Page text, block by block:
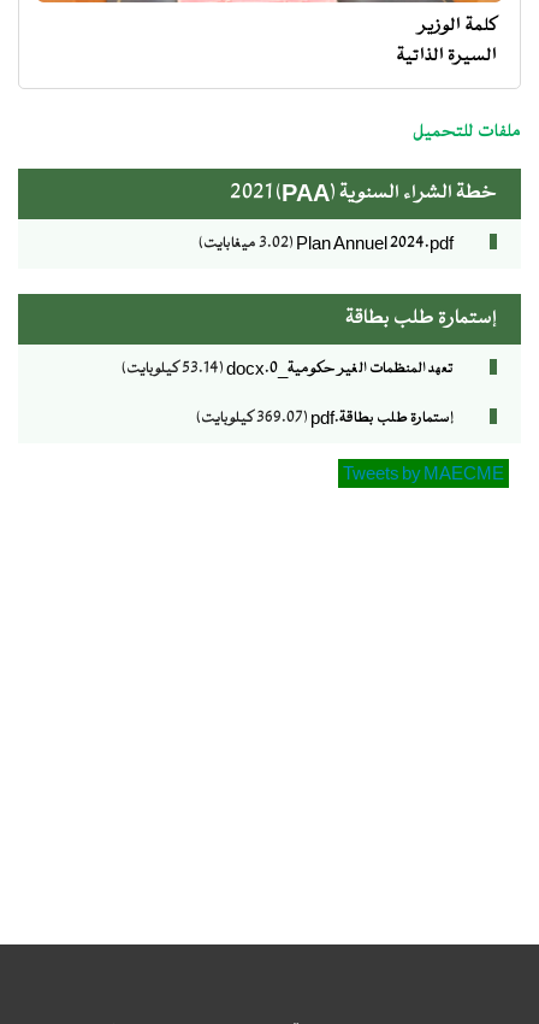
menu
ministre
كلمة الوزير
السيرة الذاتية
ملفات للتحميل
خطة الشراء السنوية (PAA) 2021
Plan Annuel 2024.pdf (3.02 ميغابايت)
إستمارة طلب بطاقة
تعهد المنظمات الغير حكومية_0.docx (53.14 كيلوبايت)
إستمارة طلب بطاقة.pdf (369.07 كيلوبايت)
Tweets by MAECME